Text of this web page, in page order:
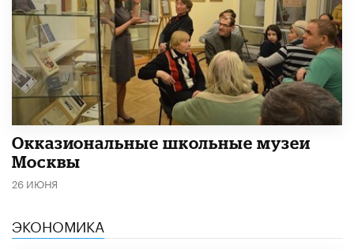
​Окказиональные школьные музеи
Москвы
26 ИЮНЯ
ЭКОНОМИКА